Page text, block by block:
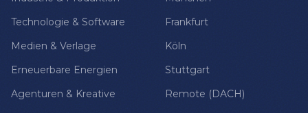
Technologie & Software
Medien & Verlage
Erneuerbare Energien
Agenturen & Kreative
Frankfurt
Köln
Stuttgart
Remote (DACH)